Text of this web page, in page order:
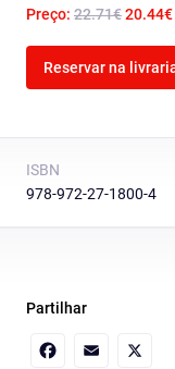
Preço: 22.71€20.44€
Reservar na
ISBN
978-972-27-1800-4
Partilhar